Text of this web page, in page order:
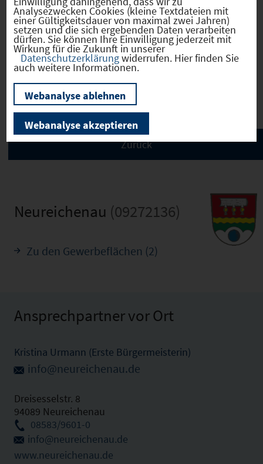
Verkehrsinfrastruktur
Kommunale Infrastruktur
Neureichenau (09272136)
Zu den Gewerbeflächen (2)
Ansprechpartner vor Ort
Kristina Urmann (Erste Bürgermeisterin)
info@neureichenau.de
Dreisesselstr. 8
94089 Neureichenau
08583/9601-0
info@neureichenau.de
www.neureichenau.de
Analysezwecken Cookies (kleine Textdateien mit
einer Gültigkeitsdauer von maximal zwei Jahren)
setzen und die sich ergebenden Daten verarbeiten
dürfen. Sie können Ihre Einwilligung jederzeit mit
Wirkung für die Zukunft in unserer
Datenschutzerklärungwiderrufen. Hier finden Sie
auch weitere Informationen.
Webanalyse ablehnen
Webanalyse akzeptieren